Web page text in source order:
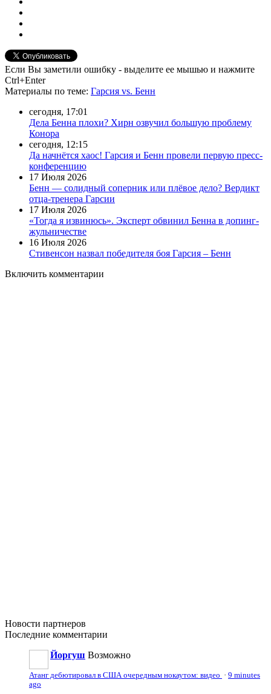
Если Вы заметили ошибку - выделите ее мышью и нажмите
Ctrl+Enter
Материалы по теме: Гарсия vs. Бенн
сегодня, 17:01
Дела Бенна плохи? Хирн озвучил большую проблему
Конора
сегодня, 12:15
Да начнётся хаос! Гарсия и Бенн провели первую пресс-
конференцию
17 Июля 2026
Бенн — солидный соперник или плёвое дело? Вердикт
отца-тренера Гарсии
17 Июля 2026
«Тогда я извинюсь». Эксперт обвинил Бенна в допинг-
жульничестве
16 Июля 2026
Стивенсон назвал победителя боя Гарсия – Бенн
Включить комментарии
Новости партнеров
Последние комментарии
Йоргуш Возможно
Атанг дебютировал в США очередным нокаутом: видео · 9 minutes
ago